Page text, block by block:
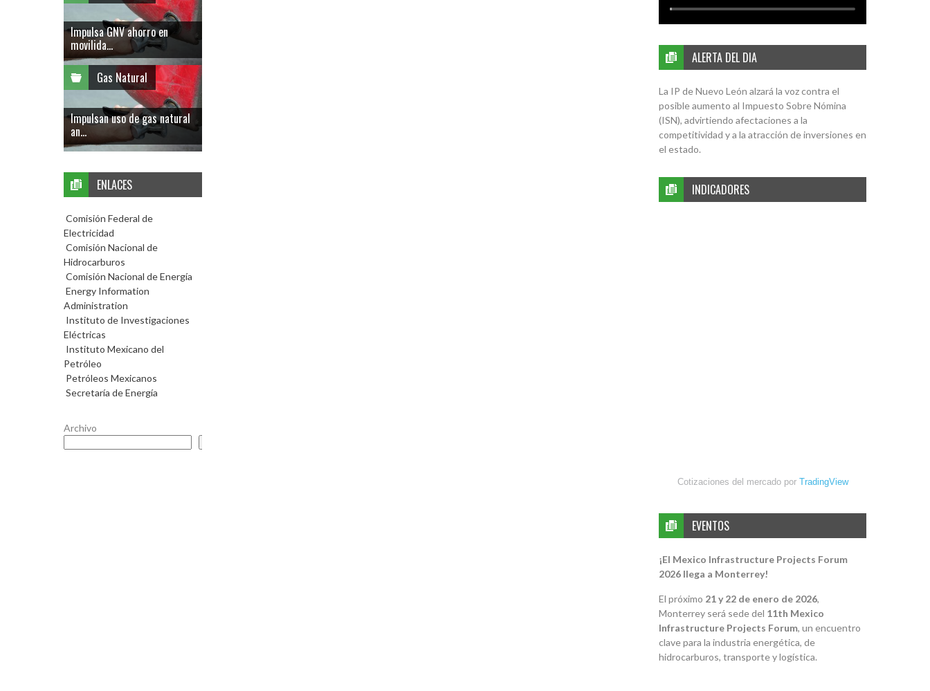
ALERTA DEL DIA
La IP de Nuevo León alzará la voz contra el
posible aumento al Impuesto Sobre Nómina
(ISN), advirtiendo afectaciones a la
competitividad y a la atracción de inversiones en
el estado.
INDICADORES
Cotizaciones del mercado por TradingView
EVENTOS
¡El Mexico Infrastructure Projects Forum
2026 llega a Monterrey!
El próximo 21 y 22 de enero de 2026,
Monterrey será sede del 11th Mexico
Infrastructure Projects Forum, un encuentro
clave para la industria energética, de
hidrocarburos, transporte y logística.
Impulsa GNV ahorro en
movilida...
Gas Natural
Impulsan uso de gas natural
an...
ENLACES
Comisión Federal de
Electricidad
Comisión Nacional de
Hidrocarburos
Comisión Nacional de Energía
Energy Information
Administration
Instituto de Investigaciones
Eléctricas
Instituto Mexicano del
Petróleo
Petróleos Mexicanos
Secretaría de Energía
Archivo